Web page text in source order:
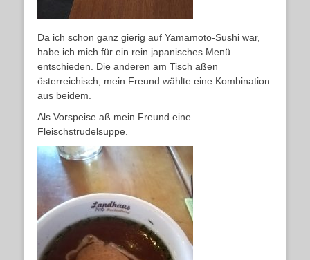
Da ich schon ganz gierig auf Yamamoto-Sushi war,
habe ich mich für ein rein japanisches Menü
entschieden. Die anderen am Tisch aßen
österreichisch, mein Freund wählte eine Kombination
aus beidem.
Als Vorspeise aß mein Freund eine
Fleischstrudelsuppe.